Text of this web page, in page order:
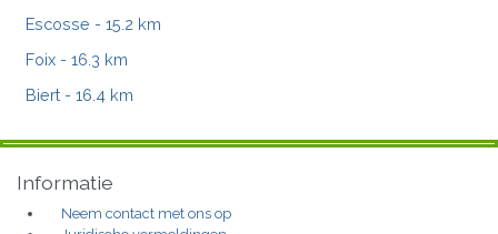
Escosse - 15.2 km
Foix - 16.3 km
Biert- 16.4 km
Informatie
Neem contact met ons op